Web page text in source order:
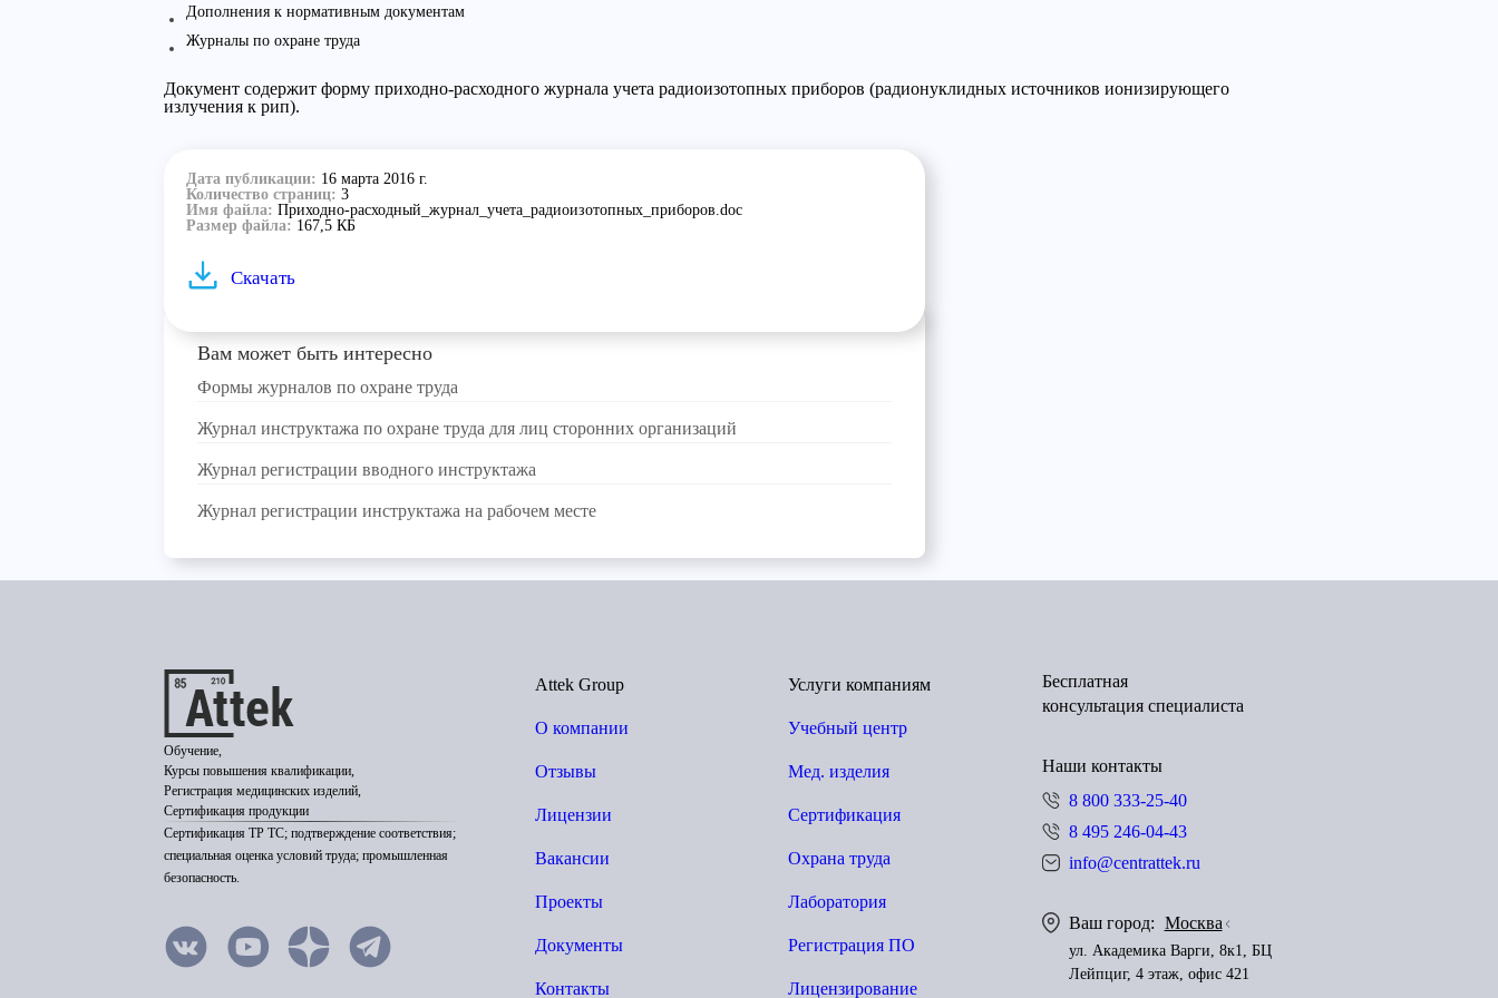
Дополнения к нормативным документам
Журналы по охране труда
Документ содержит форму приходно-расходного журнала учета радиоизотопных приборов (радионуклидных источников ионизирующего
излучения к рип).
Дата публикации: 16 марта 2016 г.
Количество страниц: 3
Имя файла: Приходно-расходный_журнал_учета_радиоизотопных_приборов.doc
Размер файла: 167,5 КБ
Скачать
Вам может быть интересно
Формы журналов по охране труда
Журнал инструктажа по охране труда для лиц сторонних организаций
Журнал регистрации вводного инструктажа
Журнал регистрации инструктажа на рабочем месте
Обучение,
Курсы повышения квалификации,
Регистрация медицинских изделий,
Сертификация продукции
Сертификация ТР ТС; подтверждение соответствия;
специальная оценка условий труда; промышленная
безопасность.
Attek Group
О компании
Отзывы
Лицензии
Вакансии
Проекты
Документы
Контакты
Услуги компаниям
Учебный центр
Мед. изделия
Сертификация
Охрана труда
Лаборатория
Регистрация ПО
Лицензирование
Бесплатная
консультация специалиста
Наши контакты
8 800 333-25-40
8 495 246-04-43
info@centrattek.ru
Ваш город: Москва
ул. Академика Варги, 8к1, БЦ
Лейпциг, 4 этаж, офис 421